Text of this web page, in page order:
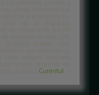
Curentul